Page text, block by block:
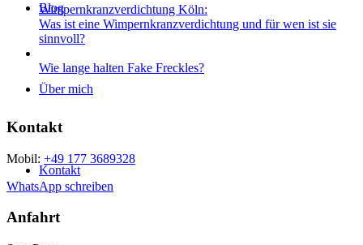
Blog
Über mich
Kontakt
Wimpernkranz­verdichtung Köln:
Was ist eine Wimpernkranz­verdichtung und für wen ist sie
sinnvoll?
Wie lange halten Fake Freckles?
Kontakt
Mobil: +49 177 3689328
WhatsApp schreiben
Anfahrt